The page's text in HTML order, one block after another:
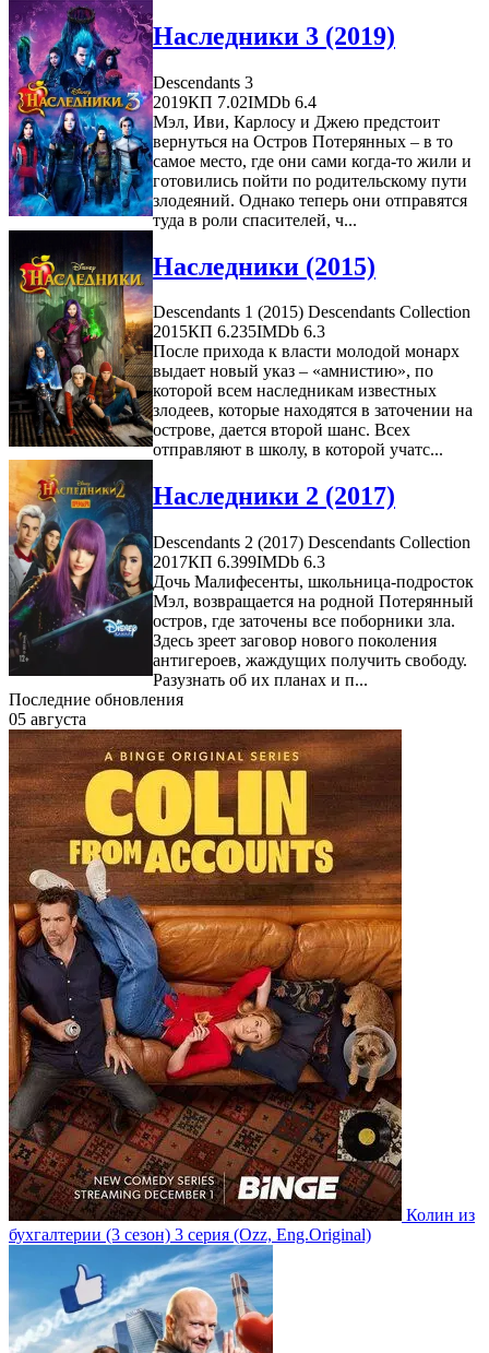
Наследники 3 (2019)
Descendants 3
2019КП 7.02IMDb 6.4
Мэл, Иви, Карлосу и Джею предстоит
вернуться на Остров Потерянных – в то
самое место, где они сами когда-то жили и
готовились пойти по родительскому пути
злодеяний. Однако теперь они отправятся
туда в роли спасителей, ч...
Наследники (2015)
Descendants 1 (2015) Descendants Collection
2015КП 6.235IMDb 6.3
После прихода к власти молодой монарх
выдает новый указ – «амнистию», по
которой всем наследникам известных
злодеев, которые находятся в заточении на
острове, дается второй шанс. Всех
отправляют в школу, в которой учатс...
Наследники 2 (2017)
Descendants 2 (2017) Descendants Collection
2017КП 6.399IMDb 6.3
Дочь Малифесенты, школьница-подросток
Мэл, возвращается на родной Потерянный
остров, где заточены все поборники зла.
Здесь зреет заговор нового поколения
антигероев, жаждущих получить свободу.
Разузнать об их планах и п...
Последние обновления
05 августа
Колин из
бухгалтерии (3 сезон) 3 серия (Ozz, Eng.Original)